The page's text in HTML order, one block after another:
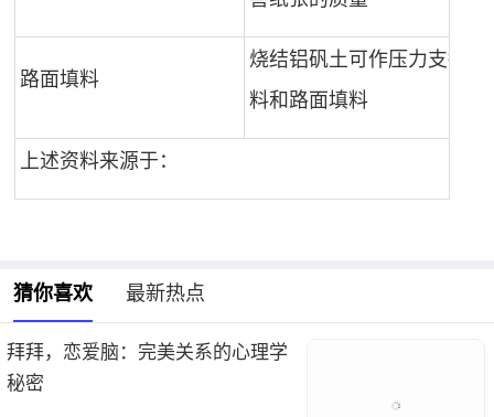
路面填料
烧结铝矾土可作压力支撑
料和路面填料
上述资料来源于：
猜你喜欢 最新热点
拜拜，恋爱脑：完美关系的心理学
秘密